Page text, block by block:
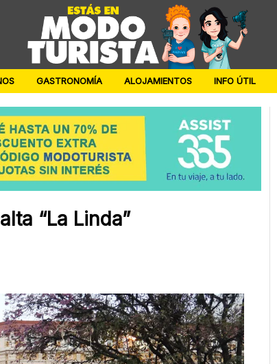
GASTRONOMÍA ALOJAMIENTOS INFO ÚTIL
“La Linda”